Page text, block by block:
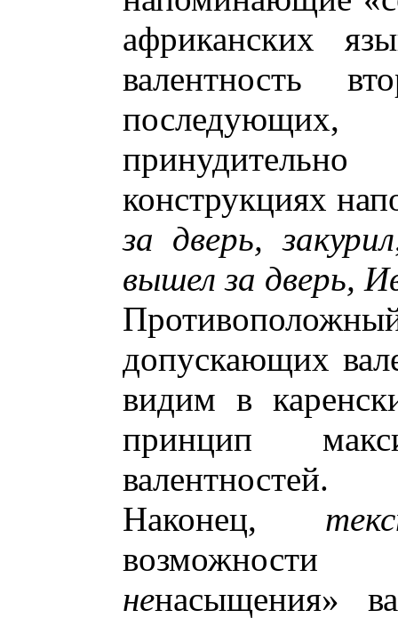
африканских
валентность
конструкциях
за дверь, закурил
вышел за дверь,
допускающих
видим в
принцип
валентностей.
Наконец,
возможности
ненасыщения»